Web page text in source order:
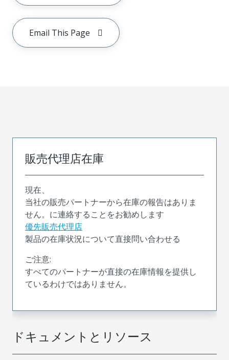
Email This Page
ドキュメントとリソース
販売代理店在庫
現在、
当社の販売パートナーから在庫の報告はありま
せん。に連絡することをお勧めします
優先販売代理店
製品の在庫状況について直接問い合わせる
ご注意:
すべてのパートナーが直接の在庫情報を提供し
ているわけではありません。